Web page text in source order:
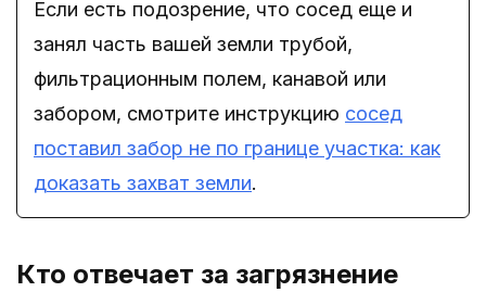
Если есть подозрение, что сосед еще и
занял часть вашей земли трубой,
фильтрационным полем, канавой или
забором, смотрите инструкцию сосед
поставил забор не по границе участка: как
доказать захват земли.
Кто отвечает за загрязнение